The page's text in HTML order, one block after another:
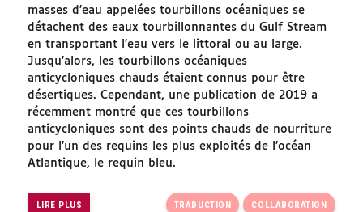
masses d’eau appelées tourbillons océaniques se
détachent des eaux tourbillonnantes du Gulf Stream
en transportant l’eau vers le littoral ou au large.
Jusqu’alors, les tourbillons océaniques
anticycloniques chauds étaient connus pour être
désertiques. Cependant, une publication de 2019 a
récemment montré que ces tourbillons
anticycloniques sont des points chauds de nourriture
pour l’un des requins les plus exploités de l’océan
Atlantique, le requin bleu.
LIRE PLUS TRADUCTION COLLABORATION